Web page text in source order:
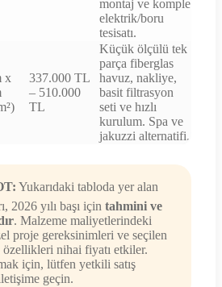
montaj ve komple
elektrik/boru
tesisatı.
x
337.000 TL
– 510.000
TL
Küçük ölçülü tek
parça fiberglas
havuz, nakliye,
basit filtrasyon
seti ve hızlı
kurulum. Spa ve
jakuzzi alternatifi.
Yukarıdaki tabloda yer alan
2026 yılı başı için tahmini ve
. Malzeme maliyetlerindeki
proje gereksinimleri ve seçilen
özellikleri nihai fiyatı etkiler.
için, lütfen yetkili satış
geçin.